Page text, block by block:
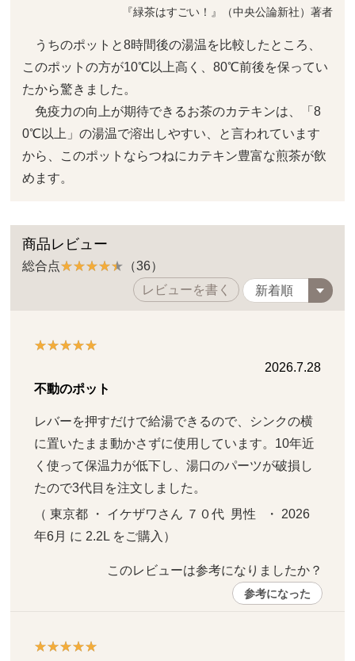
『緑茶はすごい！』（中央公論新社）著者
うちのポットと8時間後の湯温を比較したところ、
このポットの方が10℃以上高く、80℃前後を保ってい
たから驚きました。
免疫力の向上が期待できるお茶のカテキンは、「8
0℃以上」の湯温で溶出しやすい、と言われています
から、このポットならつねにカテキン豊富な煎茶が飲
めます。
商品レビュー
総合点
（36）
レビューを書く
2026.7.28
不動のポット
レバーを押すだけで給湯できるので、シンクの横
に置いたまま動かさずに使用しています。10年近
く使って保温力が低下し、湯口のパーツが破損し
たので3代目を注文しました。
（ 東京都 ・ イケザワさん ７０代  男性   ・ 2026
年6月 に 2.2L をご購入）
このレビューは参考になりましたか？
参考になった